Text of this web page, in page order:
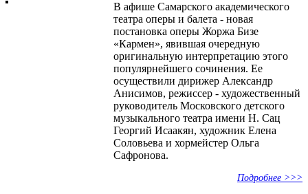
В афише Самарского академического
театра оперы и балета - новая
постановка оперы Жоржа Бизе
«Кармен», явившая очередную
оригинальную интерпретацию этого
популярнейшего сочинения. Ее
осуществили дирижер Александр
Анисимов, режиссер - художественный
руководитель Московского детского
музыкального театра имени Н. Сац
Георгий Исаакян, художник Елена
Соловьева и хормейстер Ольга
Сафронова.
Подробнее >>>